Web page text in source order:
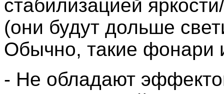
стабилизацией
(они будут дольше
Обычно, такие фонари
- Не обладают